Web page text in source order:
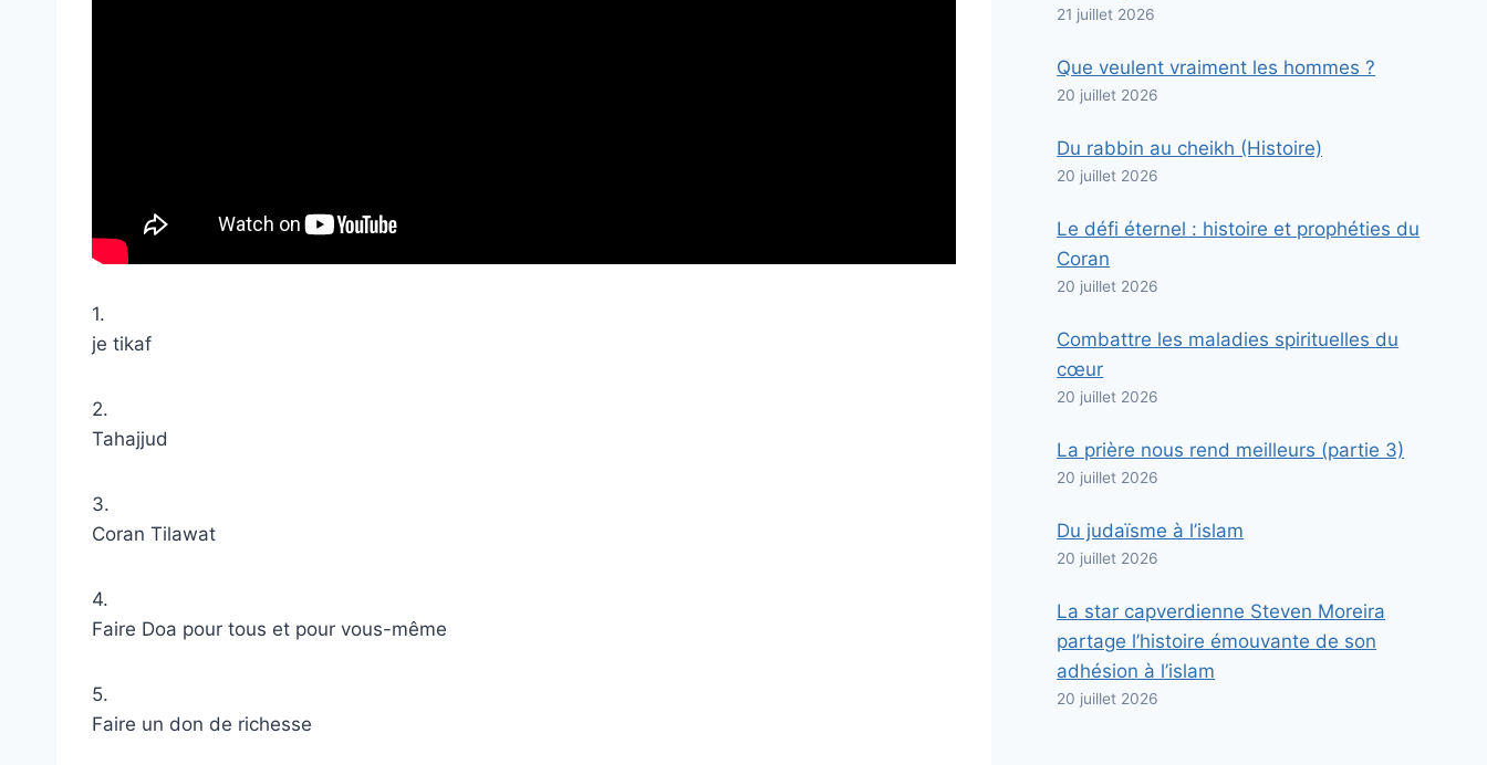
1.
je tikaf
2.
Tahajjud
3.
Coran Tilawat
4.
Faire Doa pour tous et pour vous-même
5.
Faire un don de richesse
21 juillet 2026
Que veulent vraiment les hommes ?
20 juillet 2026
Du rabbin au cheikh (Histoire)
20 juillet 2026
Le défi éternel : histoire et prophéties du
Coran
20 juillet 2026
Combattre les maladies spirituelles du
cœur
20 juillet 2026
La prière nous rend meilleurs (partie 3)
20 juillet 2026
Du judaïsme à l’islam
20 juillet 2026
La star capverdienne Steven Moreira
partage l’histoire émouvante de son
adhésion à l’islam
20 juillet 2026